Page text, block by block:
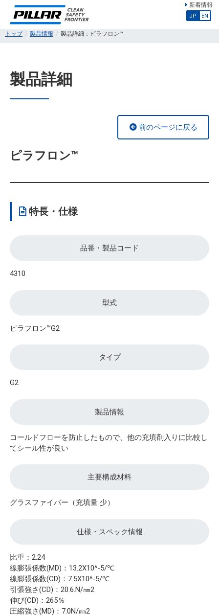
新着情報
JP EN
トップ 製品情報 製品詳細：ピラフロン™
製品詳細
前のページに戻る
ピラフロン™
特長・仕様
品番・製品コード
4310
型式
ピラフロン™G2
タイプ
G2
製品情報
コールドフローを防止したもので、他の充填剤入りに比較し
てシール性が良い
主要構成材料
グラスファイバー（充填量 少）
仕様・スペック情報
比重：2.24
線膨張係数(MD)：13.2X10^-5/℃
線膨張係数(CD)：7.5X10^-5/℃
引張強さ(CD)：20.6.N/㎜2
伸び(CD)：265％
圧縮強さ(MD)：7.0N/㎜2